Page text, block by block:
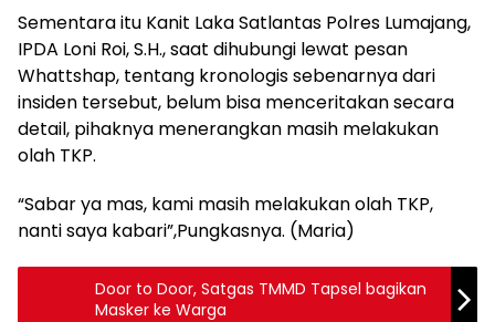
Sementara itu Kanit Laka Satlantas Polres Lumajang,
IPDA Loni Roi, S.H., saat dihubungi lewat pesan
Whattshap, tentang kronologis sebenarnya dari
insiden tersebut, belum bisa menceritakan secara
detail, pihaknya menerangkan masih melakukan
olah TKP.
“Sabar ya mas, kami masih melakukan olah TKP,
nanti saya kabari”,Pungkasnya. (Maria)
Door to Door, Satgas TMMD Tapsel bagikan
Masker ke Warga